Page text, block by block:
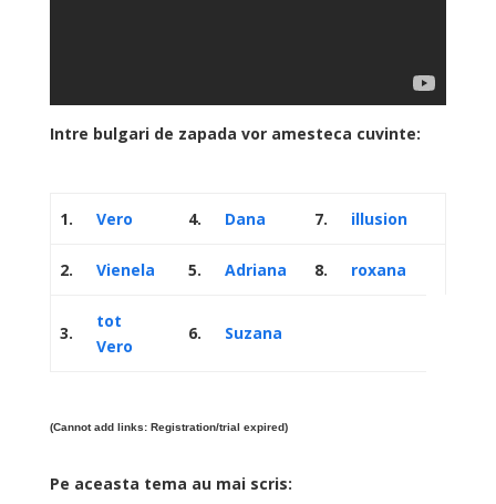
Intre bulgari de zapada vor amesteca cuvinte:
1. Vero 4. Dana 7. illusion
2. Vienela 5. Adriana 8. roxana
3.
tot
Vero
6. Suzana
(Cannot add links: Registration/trial expired)
Pe aceasta tema au mai scris: